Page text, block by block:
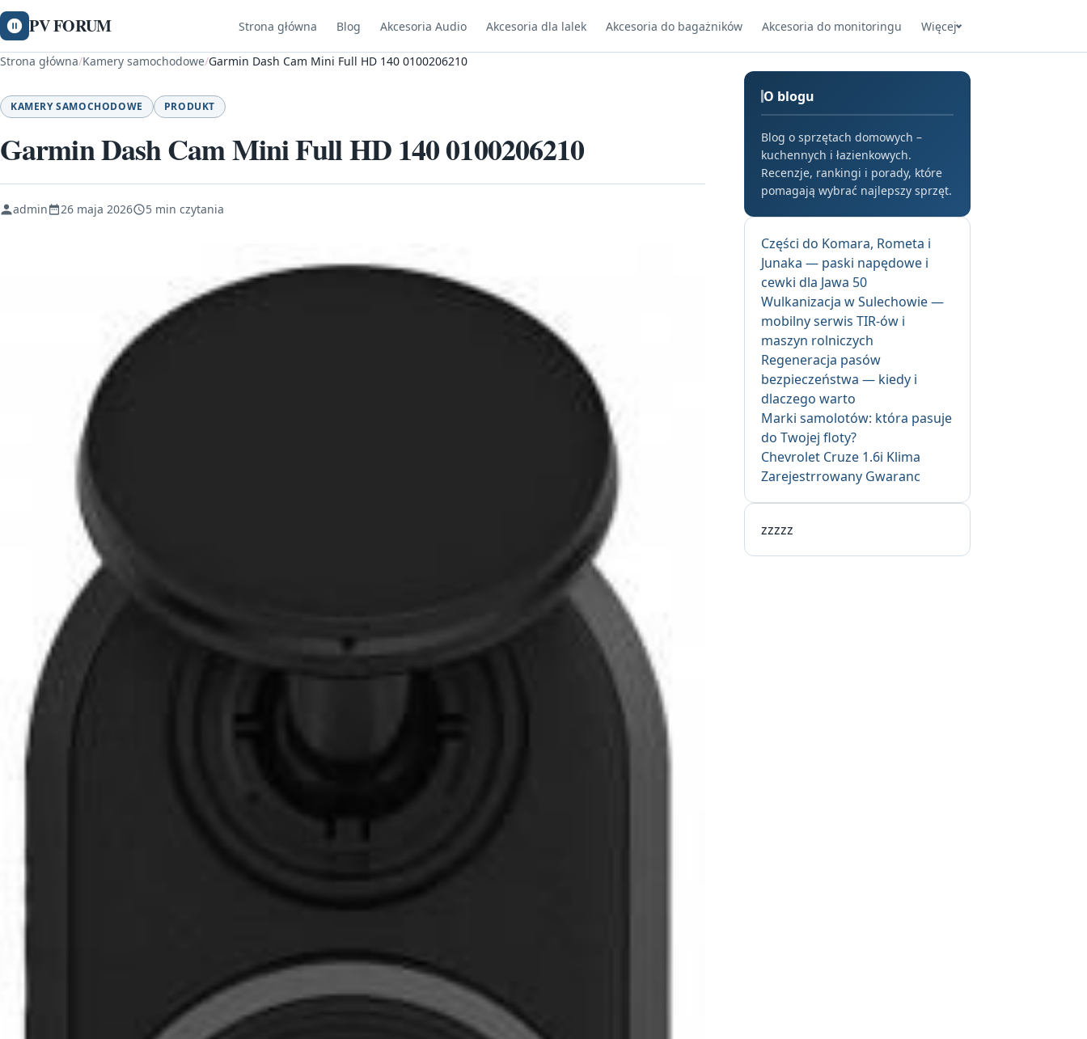
PV FORUM Strona główna Blog Akcesoria Audio Akcesoria dla lalek Akcesoria do bagażników Akcesoria do monitoringu Więcej
Strona główna/Kamery samochodowe/Garmin Dash Cam Mini Full HD 140 0100206210
KAMERY SAMOCHODOWE PRODUKT
Garmin Dash Cam Mini Full HD 140 0100206210
admin 26 maja 2026 5 min czytania
O blogu
Blog o sprzętach domowych –
kuchennych i łazienkowych.
Recenzje, rankingi i porady, które
pomagają wybrać najlepszy sprzęt.
Części do Komara, Rometa i
Junaka — paski napędowe i
cewki dla Jawa 50
Wulkanizacja w Sulechowie —
mobilny serwis TIR-ów i
maszyn rolniczych
Regeneracja pasów
bezpieczeństwa — kiedy i
dlaczego warto
Marki samolotów: która pasuje
do Twojej floty?
Chevrolet Cruze 1.6i Klima
Zarejestrrowany Gwaranc
zzzzz